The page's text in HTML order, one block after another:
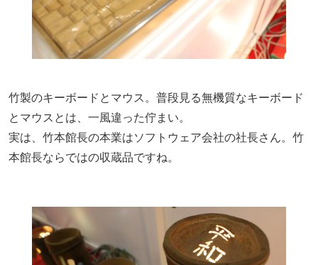
竹製のキーボードとマウス。普段見る無機質なキーボード
とマウスとは、一風違った佇まい。
実は、竹本館長の本業はソフトウェア会社の社長さん。竹
本館長ならではの収蔵品ですね。